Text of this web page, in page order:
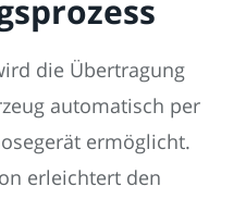
die Übertragung
automatisch per
ermöglicht.
erleichtert den